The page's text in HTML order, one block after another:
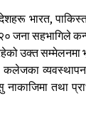
भारत,
जना सहभागिले
उक्त
कलेजका
तथा